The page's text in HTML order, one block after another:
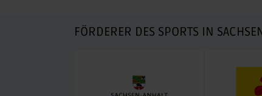
FÖRDERER DES SPORTS IN